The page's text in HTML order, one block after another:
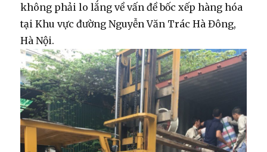
không phải lo lắng về vấn đề bốc xếp hàng hóa
tại Khu vực đường Nguyễn Văn Trác Hà Đông,
Hà Nội.